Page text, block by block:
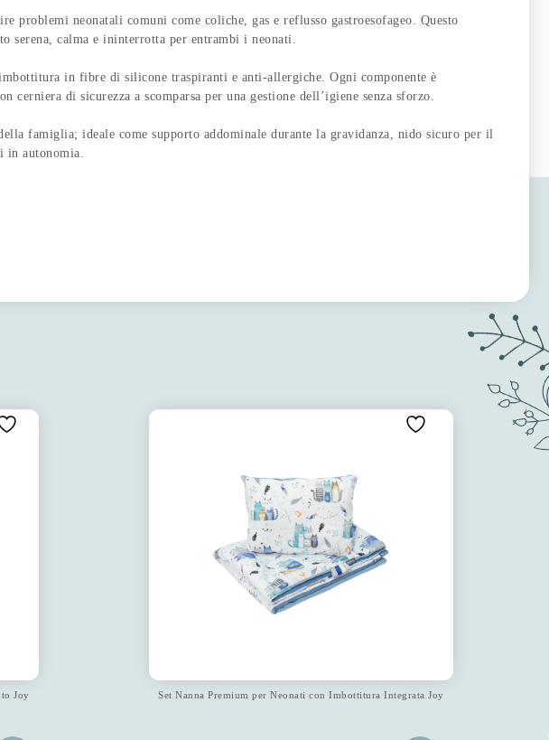
neonatali comuni come coliche, gas e reflusso gastroesofageo. Questo
serena, calma e ininterrotta per entrambi i neonati.
in fibre di silicone traspiranti e anti-allergiche. Ogni componente è
di sicurezza a scomparsa per una gestione dell’igiene senza sforzo.
famiglia; ideale come supporto addominale durante la gravidanza, nido sicuro per il
in autonomia.
Joy Set Nanna Premium per Neonati con Imbottitura Integrata Joy